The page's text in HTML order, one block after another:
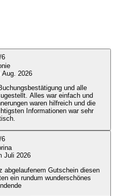
/6
2026
und alle
Alles war einfach und
waren hilfreich und die
Informationen war sehr
/6
Juli 2026
abgelaufenem Gutschein diesen
ein rundum wunderschönes